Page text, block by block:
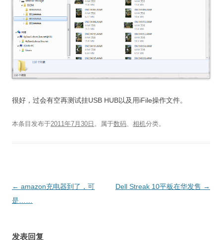
很好，过会有空再测试挂USB HUB以及用iFile操作文件。
本条目发布于2011年7月30日 。属于数码 相机分类。
文
章
← amazon充电器到了，可
是……
Dell Streak 10平板在华发售 →
发表回复